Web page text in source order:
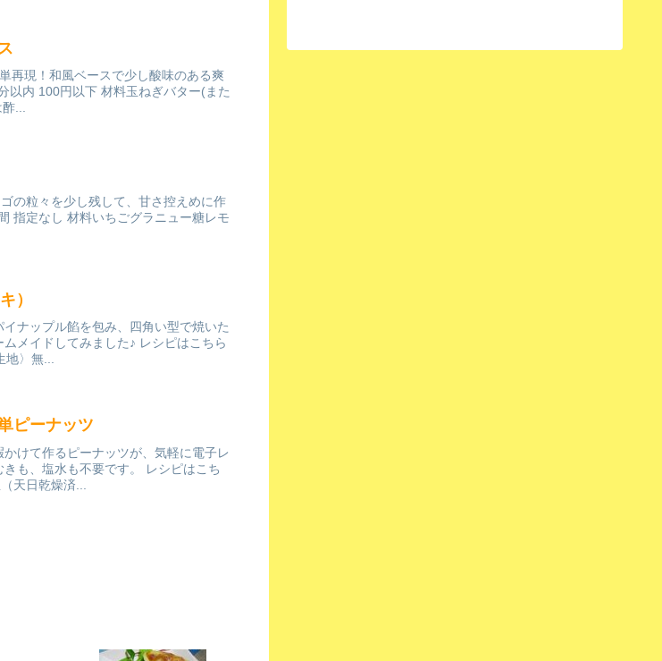
再現！和風ベースで少し酸味のある爽
以内 100円以下 材料玉ねぎバター(また
...
の粒々を少し残して、甘さ控えめに作
指定なし 材料いちごグラニュー糖レモ
）
ナップル餡を包み、四角い型で焼いた
メイドしてみました♪ レシピはこちら
〉無...
ピーナッツ
けて作るピーナッツが、気軽に電子レ
も、塩水も不要です。 レシピはこち
天日乾燥済...